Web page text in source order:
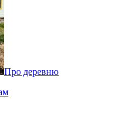
Про деревню